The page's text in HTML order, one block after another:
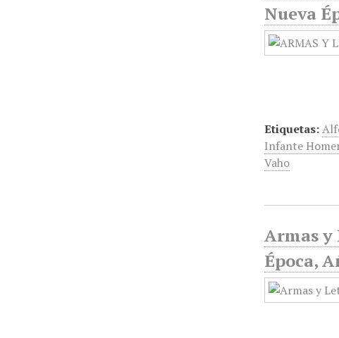
Nueva
Etiquetas:
Infante
Vaho
Armas y
Época,